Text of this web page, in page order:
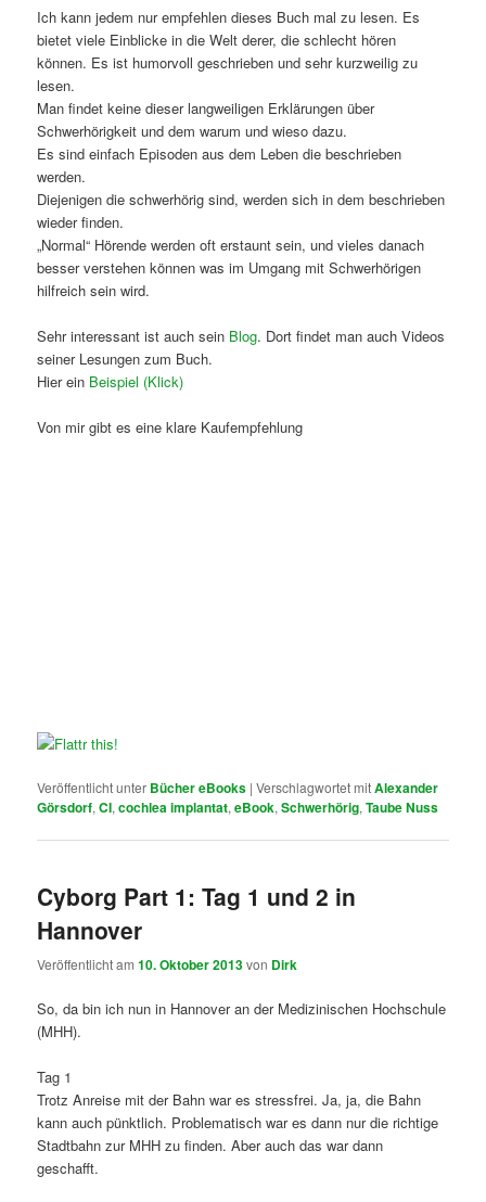
Ich kann jedem nur empfehlen dieses Buch mal zu lesen. Es
bietet viele Einblicke in die Welt derer, die schlecht hören
können. Es ist humorvoll geschrieben und sehr kurzweilig zu
lesen.
Man findet keine dieser langweiligen Erklärungen über
Schwerhörigkeit und dem warum und wieso dazu.
Es sind einfach Episoden aus dem Leben die beschrieben
werden.
Diejenigen die schwerhörig sind, werden sich in dem beschrieben
wieder finden.
„Normal“ Hörende werden oft erstaunt sein, und vieles danach
besser verstehen können was im Umgang mit Schwerhörigen
hilfreich sein wird.
Sehr interessant ist auch sein Blog. Dort findet man auch Videos
seiner Lesungen zum Buch.
Hier ein Beispiel (Klick)
Von mir gibt es eine klare Kaufempfehlung
Veröffentlicht unter Bücher eBooks |Verschlagwortet mitAlexander
Görsdorf,CI,cochlea implantat,eBook,Schwerhörig,Taube Nuss
Cyborg Part 1: Tag 1 und 2 in
Hannover
Veröffentlicht am10. Oktober 2013von Dirk
So, da bin ich nun in Hannover an der Medizinischen Hochschule
(MHH).
Tag 1
Trotz Anreise mit der Bahn war es stressfrei. Ja, ja, die Bahn
kann auch pünktlich. Problematisch war es dann nur die richtige
Stadtbahn zur MHH zu finden. Aber auch das war dann
geschafft.